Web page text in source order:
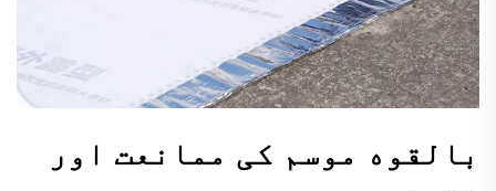
بالقوه موسم کی ممانعت اور